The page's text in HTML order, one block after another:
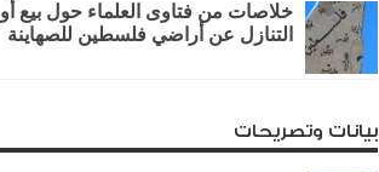
خلاصات من فتاوى العلماء حول بيع أو
التنازل عن أراضي فلسطين للصهاينة
بيانات وتصريحات